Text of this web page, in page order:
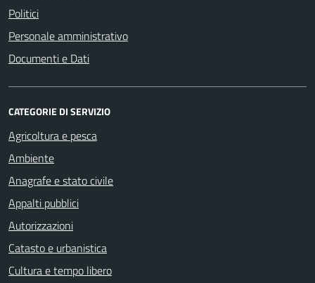
Politici
Personale amministrativo
Documenti e Dati
CATEGORIE DI SERVIZIO
Agricoltura e pesca
Ambiente
Anagrafe e stato civile
Appalti pubblici
Autorizzazioni
Catasto e urbanistica
Cultura e tempo libero